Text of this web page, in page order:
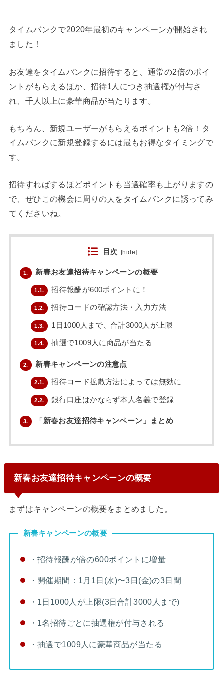
タイムバンクで2020年最初のキャンペーンが開始され
ました！
お友達をタイムバンクに招待すると、通常の2倍のポイ
ントがもらえるほか、招待1人につき抽選権が付与さ
れ、千人以上に豪華商品が当たります。
もちろん、新規ユーザーがもらえるポイントも2倍！タ
イムバンクに新規登録するには最もお得なタイミングで
す。
招待すればするほどポイントも当選確率も上がりますの
で、ぜひこの機会に周りの人をタイムバンクに誘ってみ
てくださいね。
目次 [hide]
1. 新春お友達招待キャンペーンの概要
1.1. 招待報酬が600ポイントに！
1.2. 招待コードの確認方法・入力方法
1.3. 1日1000人まで、合計3000人が上限
1.4. 抽選で1009人に商品が当たる
2. 新春キャンペーンの注意点
2.1. 招待コード拡散方法によっては無効に
2.2. 銀行口座はかならず本人名義で登録
3. 「新春お友達招待キャンペーン」まとめ
新春お友達招待キャンペーンの概要
まずはキャンペーンの概要をまとめました。
新春キャンペーンの概要
・招待報酬が倍の600ポイントに増量
・開催期間：1月1日(水)〜3日(金)の3日間
・1日1000人が上限(3日合計3000人まで)
・1名招待ごとに抽選権が付与される
・抽選で1009人に豪華商品が当たる